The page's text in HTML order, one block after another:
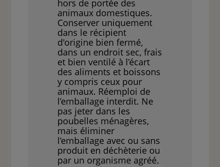
hors de portée des
animaux domestiques.
Conserver uniquement
dans le récipient
d'origine bien fermé,
dans un endroit sec, frais
et bien ventilé à l’écart
des aliments et boissons
y compris ceux pour
animaux. Réemploi de
l’emballage interdit. Ne
pas jeter dans les
poubelles ménagères,
mais éliminer
l’emballage avec ou sans
produit en déchèterie ou
par un organisme agréé.